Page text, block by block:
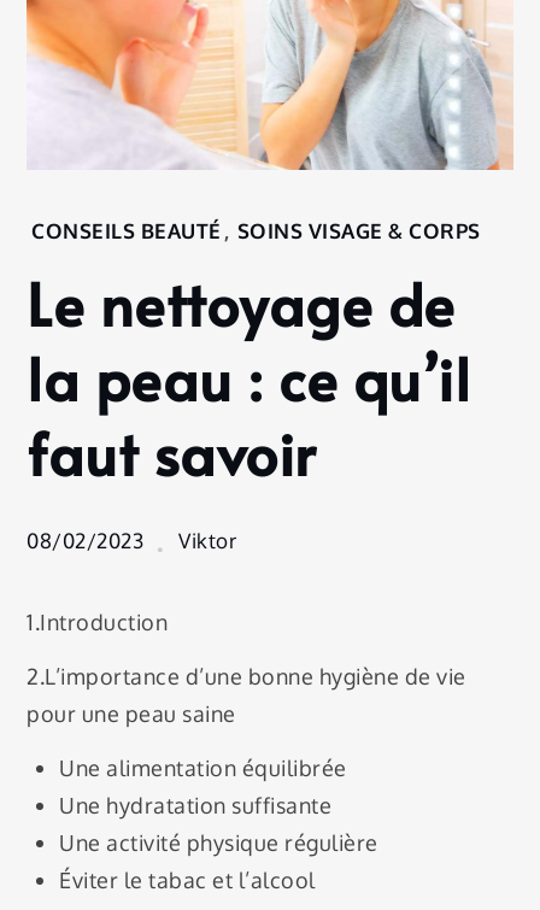
Home
Beauté
Le
de la
peau : ce
qu’il faut
savoir
CONSEILS BEAUTÉ , SOINS VISAGE & CORPS
Le nettoyage de
la peau : ce qu’il
faut savoir
08/02/2023 Viktor
1.Introduction
2.L’importance d’une bonne hygiène de vie
pour une peau saine
Une alimentation équilibrée
Une hydratation suffisante
Une activité physique régulière
Éviter le tabac et l’alcool